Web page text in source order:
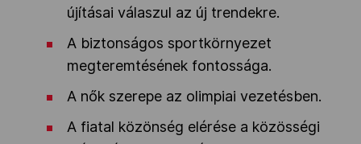
újításai válaszul az új trendekre.
A biztonságos sportkörnyezet
megteremtésének fontossága.
A nők szerepe az olimpiai vezetésben.
A fiatal közönség elérése a közösségi